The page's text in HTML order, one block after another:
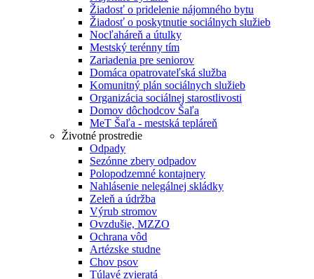
Žiadosť o pridelenie nájomného bytu
Žiadosť o poskytnutie sociálnych služieb
Nocľaháreň a útulky
Mestský terénny tím
Zariadenia pre seniorov
Domáca opatrovateľská služba
Komunitný plán sociálnych služieb
Organizácia sociálnej starostlivosti
Domov dôchodcov Šaľa
MeT Šaľa - mestská tepláreň
Životné prostredie
Odpady
Sezónne zbery odpadov
Polopodzemné kontajnery
Nahlásenie nelegálnej skládky
Zeleň a údržba
Výrub stromov
Ovzdušie, MZZO
Ochrana vôd
Artézske studne
Chov psov
Túlavé zvieratá